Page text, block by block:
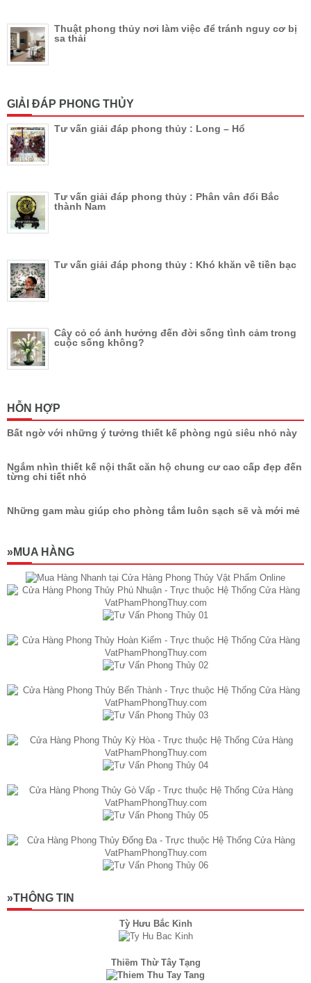
Thuật phong thủy nơi làm việc để tránh nguy cơ bị
sa thải
GIẢI ĐÁP PHONG THỦY
Tư vấn giải đáp phong thủy : Long – Hổ
Tư vấn giải đáp phong thủy : Phân vân đổi Bắc
thành Nam
Tư vấn giải đáp phong thủy : Khó khăn về tiền bạc
Cây cỏ có ảnh hưởng đến đời sống tình cảm trong
cuộc sống không?
HỖN HỢP
Bất ngờ với những ý tưởng thiết kế phòng ngủ siêu nhỏ này
Ngắm nhìn thiết kế nội thất căn hộ chung cư cao cấp đẹp đến
từng chi tiết nhỏ
Những gam màu giúp cho phòng tắm luôn sạch sẽ và mới mẻ
»MUA HÀNG
»THÔNG TIN
Tỳ Hưu Bắc Kinh
Thiềm Thừ Tây Tạng